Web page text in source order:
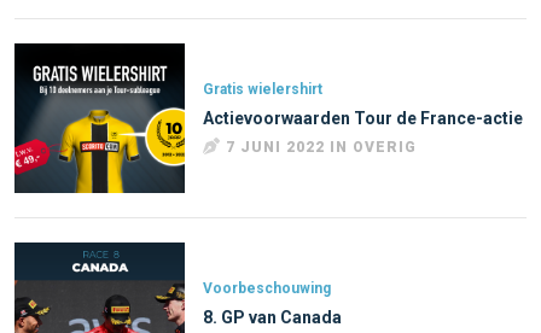
Gratis wielershirt
Actievoorwaarden Tour de France-actie
7 JUNI 2022 IN OVERIG
Voorbeschouwing
8. GP van Canada